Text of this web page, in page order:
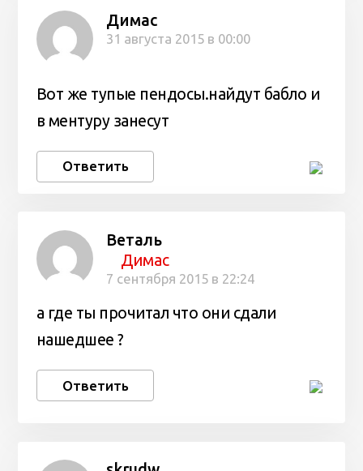
Димас
31 августа 2015 в 00:00
Вот же тупые пендосы.найдут бабло и
в ментуру занесут
Ответить
Веталь
Димас
7 сентября 2015 в 22:24
а где ты прочитал что они сдали
нашедшее ?
Ответить